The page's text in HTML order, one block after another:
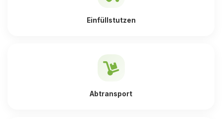
Einfüllstutzen
Abtransport